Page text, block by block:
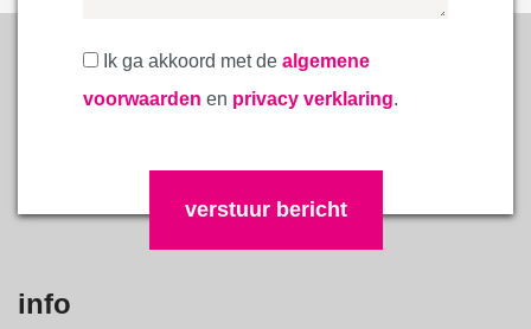
Ik ga akkoord met de algemene
voorwaarden en privacy verklaring.
info